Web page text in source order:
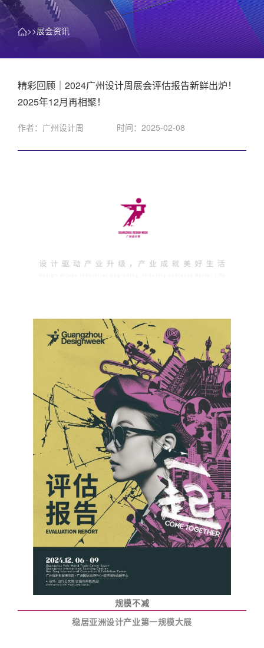
>>展会资讯
精彩回顾｜2024广州设计周展会评估报告新鲜出炉！
2025年12月再相聚！
作者：广州设计周 时间：2025-02-08
规模不减
稳居亚洲设计产业第一规模大展